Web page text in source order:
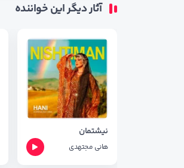
آثار دیگر این خواننده
نیشتمان
هانی مجتهدی